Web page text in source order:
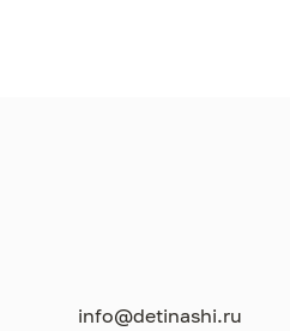
info@detinashi.ru